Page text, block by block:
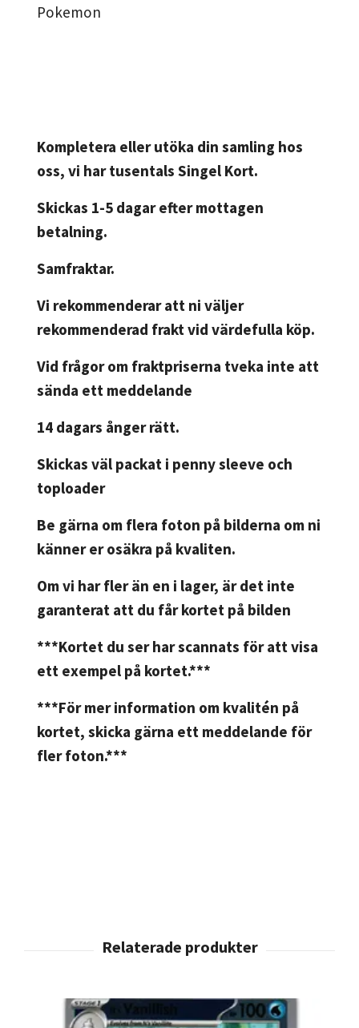
Pokemon
Kompletera eller utöka din samling hos
oss, vi har tusentals Singel Kort.
Skickas 1-5 dagar efter mottagen
betalning.
Samfraktar.
Vi rekommenderar att ni väljer
rekommenderad frakt vid värdefulla köp.
Vid frågor om fraktpriserna tveka inte att
sända ett meddelande
14 dagars ånger rätt.
Skickas väl packat i penny sleeve och
toploader
Be gärna om flera foton på bilderna om ni
känner er osäkra på kvaliten.
Om vi har fler än en i lager, är det inte
garanterat att du får kortet på bilden
***Kortet du ser har scannats för att visa
ett exempel på kortet.***
***För mer information om kvalitén på
kortet, skicka gärna ett meddelande för
fler foton.***